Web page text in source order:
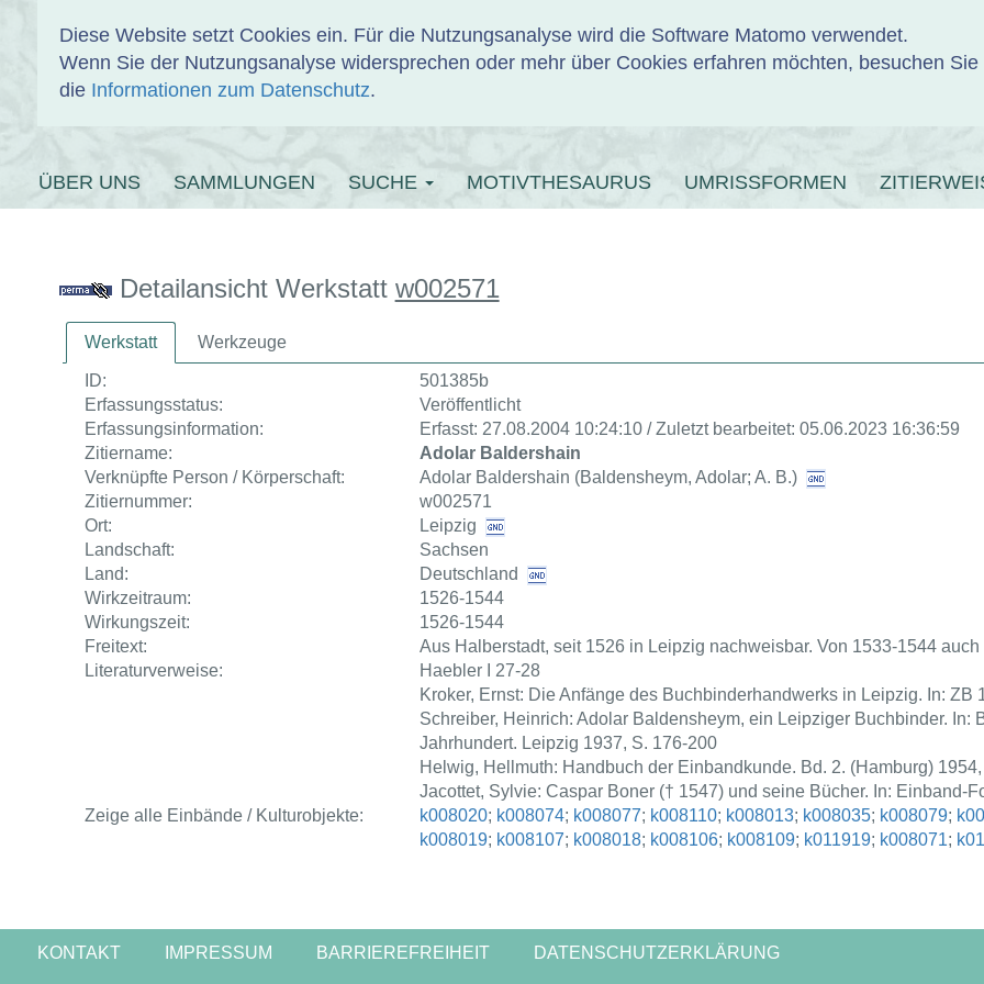
Diese Website setzt Cookies ein. Für die Nutzungsanalyse wird die Software Matomo verwendet.
Wenn Sie der Nutzungsanalyse widersprechen oder mehr über Cookies erfahren möchten, besuchen Sie
die Informationen zum Datenschutz.
EINBANDDATENBANK
ÜBER UNS SAMMLUNGEN SUCHE MOTIVTHESAURUS UMRISSFORMEN
Detailansicht Werkstatt w002571
Werkstatt Werkzeuge
ID:
501385b
Erfassungsstatus:
Veröffentlicht
Erfassungsinformation:
Erfasst: 27.08.2004 10:24:10 / Zuletzt bearbeitet: 05.06.2023 16:36:59
Zitiername:
Adolar Baldershain
Verknüpfte Person / Körperschaft:
Adolar Baldershain (Baldensheym, Adolar; A. B.)
Zitiernummer:
w002571
Ort:
Leipzig
Landschaft:
Sachsen
Land:
Deutschland
Wirkzeitraum:
1526-1544
Wirkungszeit:
1526-1544
Freitext:
Aus Halberstadt, seit 1526 in Leipzig nachweisbar. Von 1533-1544
Literaturverweise:
Haebler I 27-28
Kroker, Ernst: Die Anfänge des Buchbinderhandwerks in Leipzig. In: ZB
Schreiber, Heinrich: Adolar Baldensheym, ein Leipziger Buchbinder.
Jahrhundert. Leipzig 1937, S. 176-200
Helwig, Hellmuth: Handbuch der Einbandkunde. Bd. 2. (Hamburg)
Jacottet, Sylvie: Caspar Boner († 1547) und seine Bücher. In: Einband-
Zeige alle Einbände / Kulturobjekte:
k008020; k008074; k008077; k008110; k008013; k008035; k008079;
k008019; k008107; k008018; k008106; k008109; k011919; k008071;
KONTAKT IMPRESSUM BARRIEREFREIHEIT DATENSCHUTZERKLÄRUNG